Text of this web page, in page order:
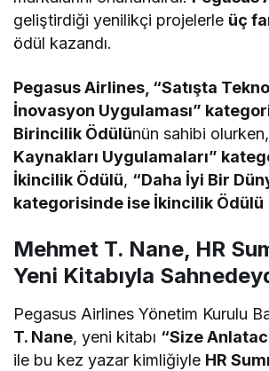
geliştirdiği yenilikçi projelerle üç
ödül kazandı.
Pegasus Airlines, “Satışta
İnovasyon Uygulaması”
Birincilik Ödülünün sahibi olurken,
Kaynakları Uygulamaları”
İkincilik Ödülü, “Daha İyi Bir
kategorisinde ise İkincilik Ödülü
Mehmet T. Nane, HR
Yeni Kitabıyla
Pegasus Airlines Yönetim Kurulu
T. Nane, yeni kitabı “Size
ile bu kez yazar kimliğiyle HR